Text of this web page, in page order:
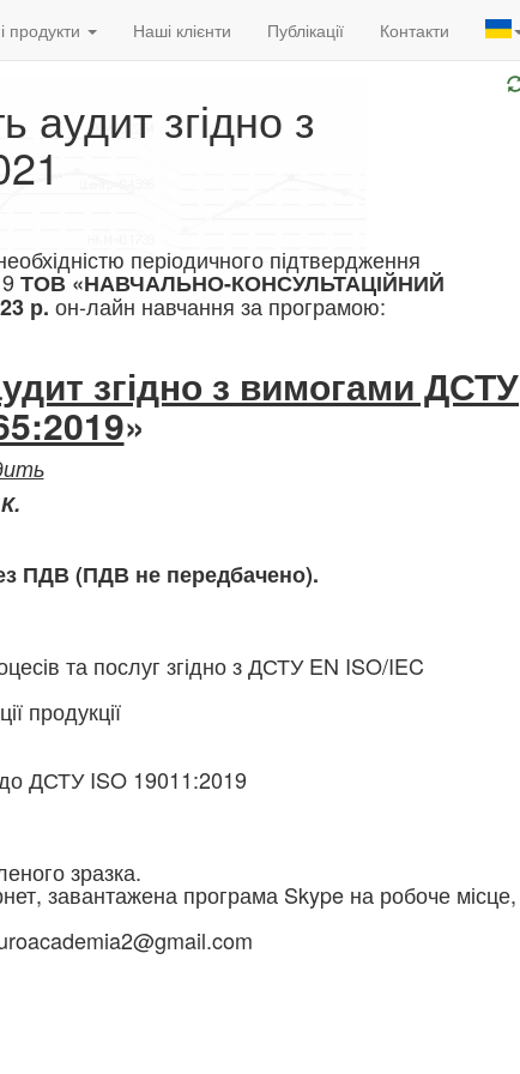
продукти Наші клієнти Публікації Контакти
аудит згідно з
періодичного підтвердження
ТОВ «НАВЧАЛЬНО-КОНСУЛЬТАЦІЙНИЙ
р. он-лайн навчання за програмою:
згідно з вимогами ДСТУ
»
ПДВ (ПДВ не передбачено).
та послуг згідно з ДСТУ EN ISO/IEC
продукції
ДСТУ ISO 19011:2019
зразка.
завантажена програма Skype на робоче місце,